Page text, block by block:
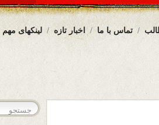
لینکهای مهم اخبار تازه تماس با ما